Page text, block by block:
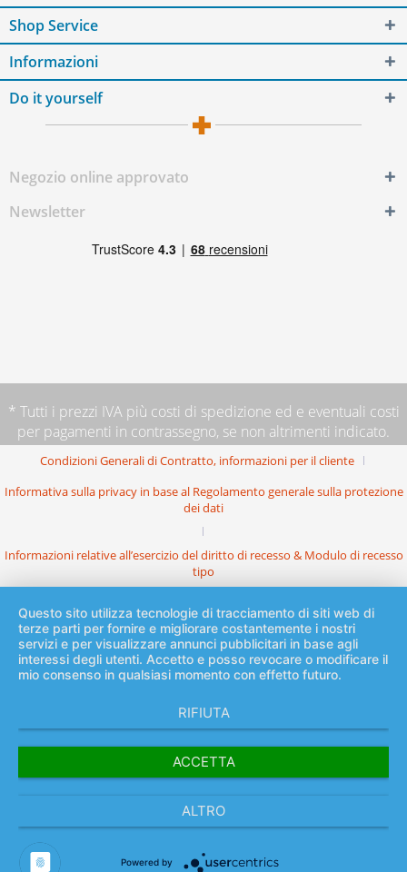
Shop Service
Informazioni
Do it yourself
Negozio online approvato
Newsletter
* Tutti i prezzi IVA più costi di spedizione ed e eventuali costi
per pagamenti in contrassegno, se non altrimenti indicato.
Condizioni Generali di Contratto, informazioni per il cliente
Informativa sulla privacy in base al Regolamento generale sulla protezione
dei dati
Informazioni relative all’esercizio del diritto di recesso & Modulo di recesso
tipo
Questo sito utilizza tecnologie di tracciamento di siti web di
terze parti per fornire e migliorare costantemente i nostri
servizi e per visualizzare annunci pubblicitari in base agli
interessi degli utenti. Accetto e posso revocare o modificare il
mio consenso in qualsiasi momento con effetto futuro.
RIFIUTA
ACCETTA
ALTRO
Powered by